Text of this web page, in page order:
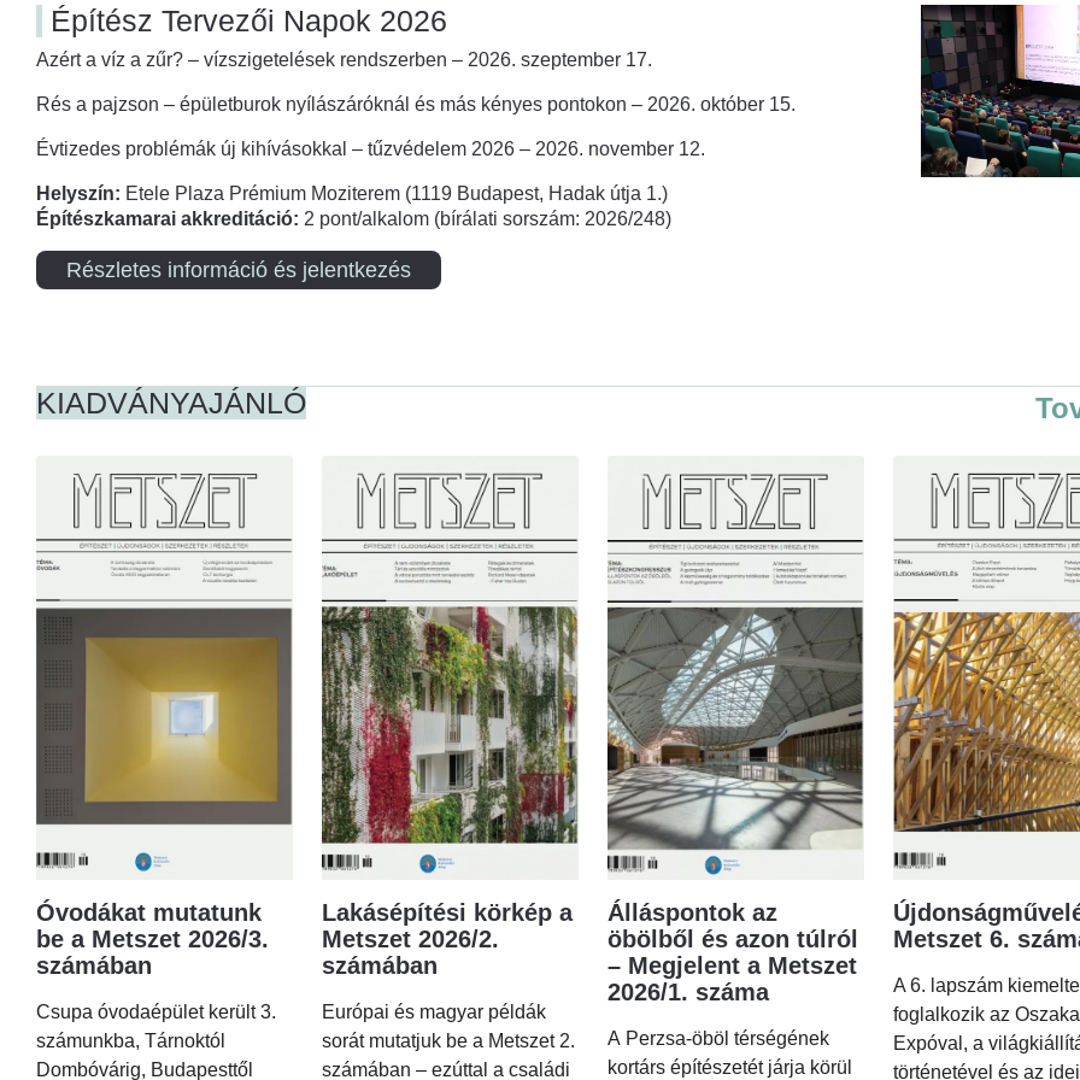
Építész Tervezői Napok 2026
Azért a víz a zűr? – vízszigetelések rendszerben – 2026. szeptember 17.
Rés a pajzson – épületburok nyílászáróknál és más kényes pontokon – 2026. október 15.
Évtizedes problémák új kihívásokkal – tűzvédelem 2026 – 2026. november 12.
Helyszín: Etele Plaza Prémium Moziterem (1119 Budapest, Hadak útja 1.)
Építészkamarai akkreditáció: 2 pont/alkalom (bírálati sorszám: 2026/248)
Részletes információ és jelentkezés
KIADVÁNYAJÁNLÓ
Óvodákat mutatunk
be a Metszet 2026/3.
számában
Csupa óvodaépület került 3.
számunkba, Tárnoktól
Dombóvárig, Budapesttől
Lakásépítési körkép a
Metszet 2026/2.
számában
Európai és magyar példák
sorát mutatjuk be a Metszet 2.
számában – ezúttal a családi
Álláspontok az
öbölből és azon túlról
– Megjelent a Metszet
2026/1. száma
A Perzsa-öböl térségének
kortárs építészetét járja körül
Metszet 6.
A 6. lapszám
foglalkozik az
Expóval, a
történetével és az